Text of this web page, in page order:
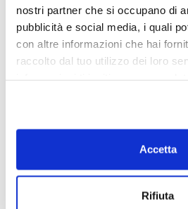
nostri partner che si occupano di
pubblicità e social media, i quali
con altre informazioni che hai
raccolto dal tuo utilizzo dei loro
Accetta
Rifiuta
Piazza e Basilica di Santa Croce
Teatro Verdi
Casa Buonarroti